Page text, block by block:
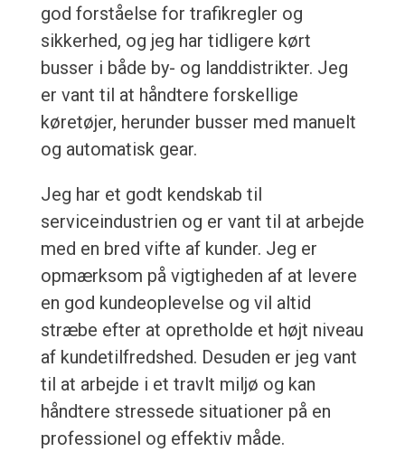
god forståelse for trafikregler og
sikkerhed, og jeg har tidligere kørt
busser i både by- og landdistrikter. Jeg
er vant til at håndtere forskellige
køretøjer, herunder busser med manuelt
og automatisk gear.
Jeg har et godt kendskab til
serviceindustrien og er vant til at arbejde
med en bred vifte af kunder. Jeg er
opmærksom på vigtigheden af at levere
en god kundeoplevelse og vil altid
stræbe efter at opretholde et højt niveau
af kundetilfredshed. Desuden er jeg vant
til at arbejde i et travlt miljø og kan
håndtere stressede situationer på en
professionel og effektiv måde.